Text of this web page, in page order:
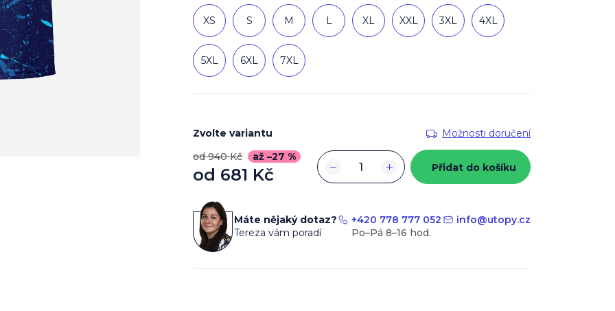
XS S M L XL XXL 3XL 4XL
5XL 6XL 7XL
Zvolte variantu
Možnosti doručení
od 940 Kč
až –27 %
od 681 Kč
cena:
+
− Přidat do košíku
Máte nějaký dotaz?
Tereza vám poradí
+420 778 777 052 info@utopy.cz